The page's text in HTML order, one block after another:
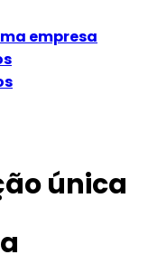
empresa
única